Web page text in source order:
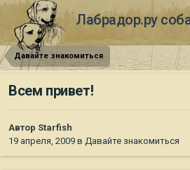
Лабрадор.ру
Давайте знакомиться
Всем привет!
Автор Starfish
19 апреля, 2009 в Давайте знакомиться